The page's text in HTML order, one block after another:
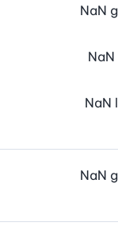
NaN g
NaN
NaN l
NaN g